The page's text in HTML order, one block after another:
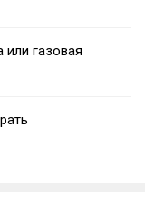
или газовая